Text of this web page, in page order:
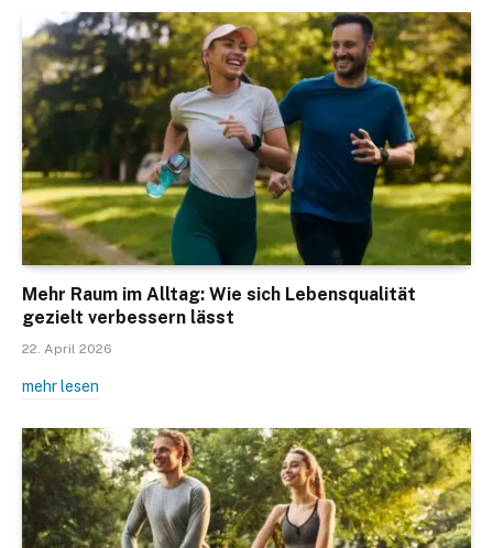
Mehr Raum im Alltag: Wie sich Lebensqualität
gezielt verbessern lässt
22. April 2026
mehr lesen